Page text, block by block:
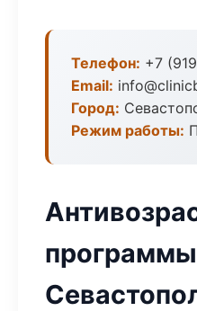
Телефон: +7
Email:
Город:
Режим работы: